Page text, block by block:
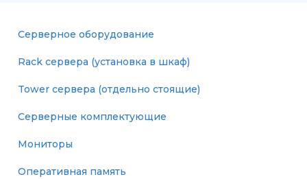
Серверное оборудование
Rack сервера (установка в шкаф)
Tower сервера (отдельно стоящие)
Серверные комплектующие
Мониторы
Оперативная память